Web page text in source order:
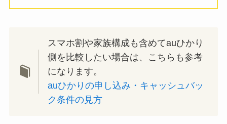
スマホ割や家族構成も含めてauひかり
側を比較したい場合は、こちらも参考
になります。
auひかりの申し込み・キャッシュバッ
ク条件の見方